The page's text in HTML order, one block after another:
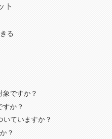
ト
る
象ですか？
か？
ていますか？
？